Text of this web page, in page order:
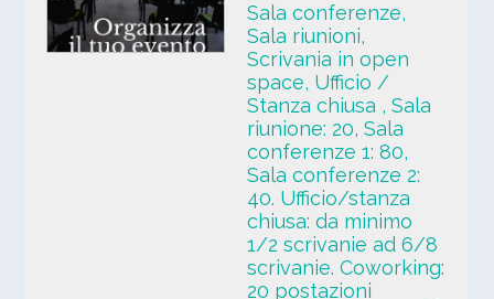
Sala conferenze,
Sala riunioni,
Scrivania in open
space, Ufficio /
Stanza chiusa , Sala
riunione: 20, Sala
conferenze 1: 80,
Sala conferenze 2:
40. Ufficio/stanza
chiusa: da minimo
1/2 scrivanie ad 6/8
scrivanie. Coworking:
20 postazioni